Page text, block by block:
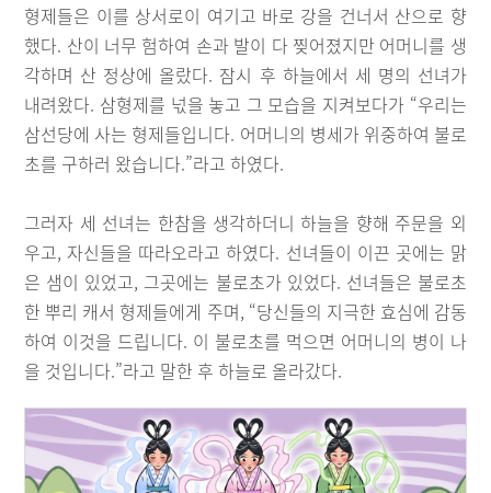
형제들은 이를 상서로이 여기고 바로 강을 건너서 산으로 향
했다. 산이 너무 험하여 손과 발이 다 찢어졌지만 어머니를 생
각하며 산 정상에 올랐다. 잠시 후 하늘에서 세 명의 선녀가
내려왔다. 삼형제를 넋을 놓고 그 모습을 지켜보다가 “우리는
삼선당에 사는 형제들입니다. 어머니의 병세가 위중하여 불로
초를 구하러 왔습니다.”라고 하였다.
그러자 세 선녀는 한참을 생각하더니 하늘을 향해 주문을 외
우고, 자신들을 따라오라고 하였다. 선녀들이 이끈 곳에는 맑
은 샘이 있었고, 그곳에는 불로초가 있었다. 선녀들은 불로초
한 뿌리 캐서 형제들에게 주며, “당신들의 지극한 효심에 감동
하여 이것을 드립니다. 이 불로초를 먹으면 어머니의 병이 나
을 것입니다.”라고 말한 후 하늘로 올라갔다.